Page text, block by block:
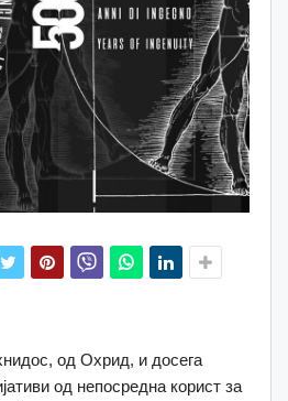
од Охрид, и досега
од непосредна корист за